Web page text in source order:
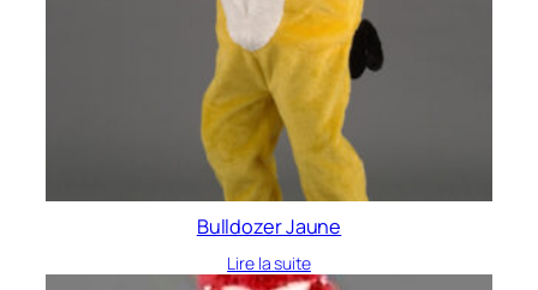
Bulldozer Jaune
Lire la suite